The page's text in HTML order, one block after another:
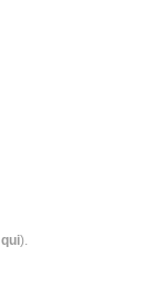
qui).